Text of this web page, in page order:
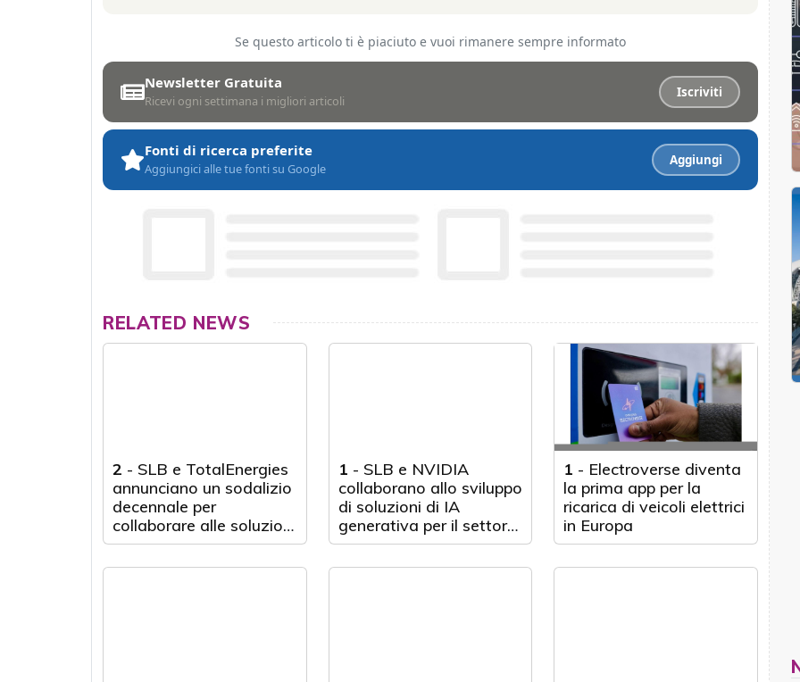
Se questo articolo ti è piaciuto e vuoi rimanere sempre informato
Newsletter Gratuita
Ricevi ogni settimana i migliori articoli
Iscriviti
Fonti di ricerca preferite
Aggiungici alle tue fonti su Google
Aggiungi
RELATED NEWS
2 - SLB e TotalEnergies
annunciano un sodalizio
decennale per
collaborare alle soluzioni
digitali di nuova
generazione
1 - SLB e NVIDIA
collaborano allo sviluppo
di soluzioni di IA
generativa per il settore
energetico
1 - Electroverse diventa
la prima app per la
ricarica di veicoli elettrici
in Europa